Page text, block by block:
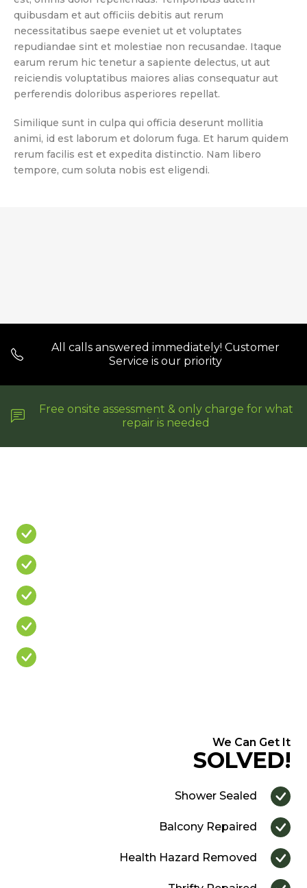
quibusdam et aut officiis debitis aut rerum
necessitatibus saepe eveniet ut et voluptates
repudiandae sint et molestiae non recusandae. Itaque
earum rerum hic tenetur a sapiente delectus, ut aut
reiciendis voluptatibus maiores alias consequatur aut
perferendis doloribus asperiores repellat.
Similique sunt in culpa qui officia deserunt mollitia
animi, id est laborum et dolorum fuga. Et harum quidem
rerum facilis est et expedita distinctio. Nam libero
tempore, cum soluta nobis est eligendi.
All calls answered immediately! Customer
Service is our priority
Free onsite assessment & only charge for what
repair is needed
We Can Get It
SOLVED!
Shower Sealed
Balcony Repaired
Health Hazard Removed